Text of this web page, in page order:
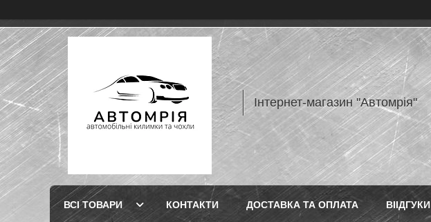
Інтернет-магазин "Автомрія"
ВСІ ТОВАРИ КОНТАКТИ ДОСТАВКА ТА ОПЛАТА ВІІДГУКИ